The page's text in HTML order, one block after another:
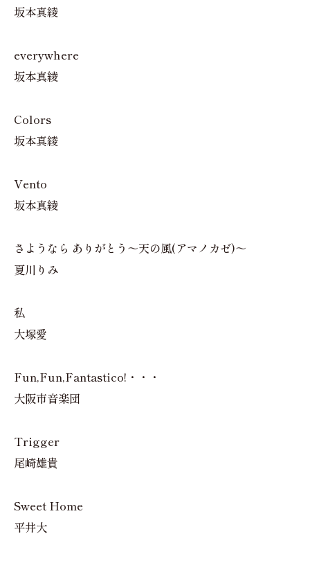
坂本真綾
everywhere
坂本真綾
Colors
坂本真綾
Vento
坂本真綾
さようなら ありがとう～天の風(アマノカゼ)～
夏川りみ
私
大塚愛
Fun,Fun,Fantastico!・・・
大阪市音楽団
Trigger
尾崎雄貴
Sweet Home
平井大